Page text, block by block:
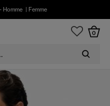
Homme Femme
0